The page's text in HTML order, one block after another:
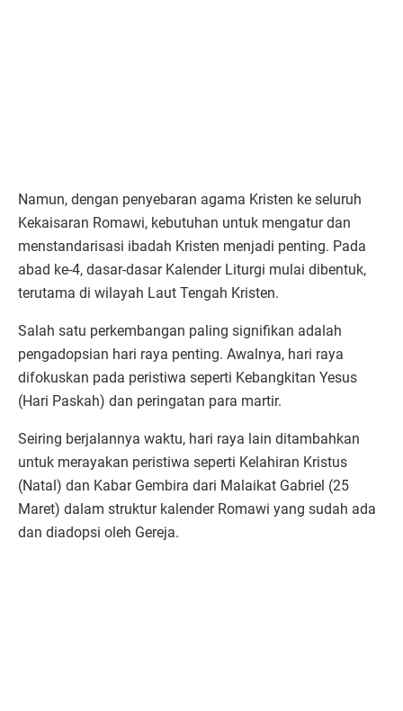
Namun, dengan penyebaran agama Kristen ke seluruh
Kekaisaran Romawi, kebutuhan untuk mengatur dan
menstandarisasi ibadah Kristen menjadi penting. Pada
abad ke-4, dasar-dasar Kalender Liturgi mulai dibentuk,
terutama di wilayah Laut Tengah Kristen.
Salah satu perkembangan paling signifikan adalah
pengadopsian hari raya penting. Awalnya, hari raya
difokuskan pada peristiwa seperti Kebangkitan Yesus
(Hari Paskah) dan peringatan para martir.
Seiring berjalannya waktu, hari raya lain ditambahkan
untuk merayakan peristiwa seperti Kelahiran Kristus
(Natal) dan Kabar Gembira dari Malaikat Gabriel (25
Maret) dalam struktur kalender Romawi yang sudah ada
dan diadopsi oleh Gereja.